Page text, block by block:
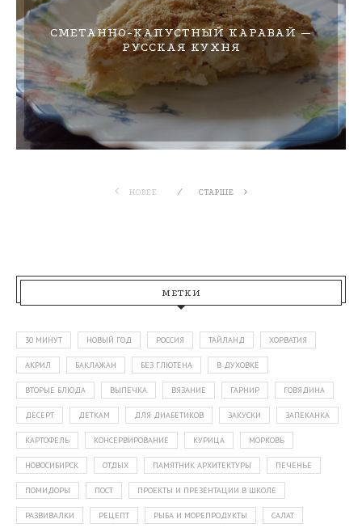
СМЕТАННО-КАПУСТНЫЙ КАРАВАЙ —
РУССКАЯ КУХНЯ
НОВЕЕ СТАРШЕ
МЕТКИ
30 МИНУТ НОВЫЙ ГОД РОССИЯ ТАЙЛАНД ХОРВАТИЯ
АКРИЛ БАКЛАЖАН БЕЗ ГЛЮТЕНА В ДУХОВКЕ
ВТОРЫЕ БЛЮДА ВЫПЕЧКА ВЯЗАНИЕ ГАРНИР ГОВЯДИНА
ДЕСЕРТ ДЕТКАМ ДЛЯ ДИАБЕТИКОВ ЗАКУСКИ ЗАПЕКАНКА
КАРТОФЕЛЬ КОНСЕРВИРОВАНИЕ КУРИЦА МОРКОВЬ
НОВОСИБИРСК ОТДЫХ ПАМЯТНИК АРХИТЕКТУРЫ ПЕЧЕНЬЕ
ПОМИДОРЫ ПОСТ ПРОЕКТЫ И ПРЕЗЕНТАЦИИ В ШКОЛЕ
РАЗВИВАЛКИ РЕЦЕПТ РЫБА И МОРЕПРОДУКТЫ САЛАТ